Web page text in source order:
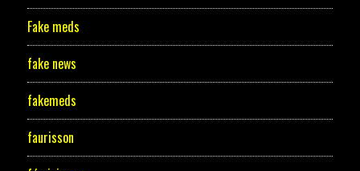
Fake meds
fake news
fakemeds
faurisson